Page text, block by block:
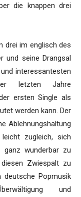
die knappen drei
drei im englisch des
und seine Drangsal
interessantesten
letzten Jahre
ersten Single als
werden kann. Der
Ablehnungshaltung
zugleich, sich
wunderbar zu
Zwiespalt zu
deutsche Popmusik
und